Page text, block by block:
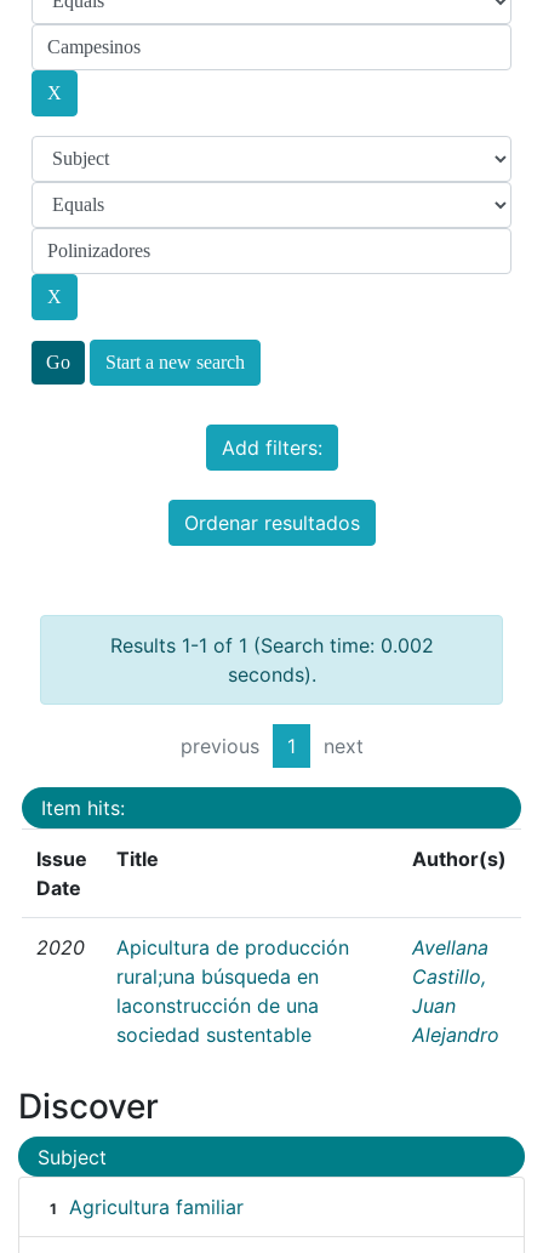
Start a new search
Add filters:
Ordenar resultados
Results 1-1 of 1 (Search time: 0.002
seconds).
previous 1 next
Item hits:
Issue
Date
Title Author(s)
2020
Apicultura de producción
rural;una búsqueda en
laconstrucción de una
sociedad sustentable
Avellana
Castillo,
Juan
Alejandro
Discover
Subject
1 Agricultura familiar